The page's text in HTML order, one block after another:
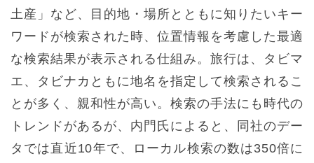
土産」など、目的地・場所とともに知りたいキー
ワードが検索された時、位置情報を考慮した最適
な検索結果が表示される仕組み。旅行は、タビマ
エ、タビナカともに地名を指定して検索されるこ
とが多く、親和性が高い。検索の手法にも時代の
トレンドがあるが、内門氏によると、同社のデー
タでは直近10年で、ローカル検索の数は350倍に